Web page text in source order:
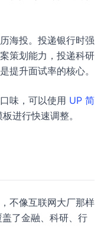
海投。投递银行时强
策划能力，投递科研
提升面试率的核心。
味，可以使用 UP 简
进行快速调整。
不像互联网大厂那样
了金融、科研、行